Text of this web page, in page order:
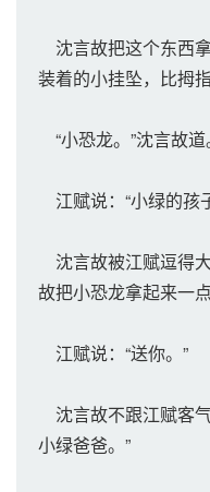
沈言故把这个东西
装着的小挂坠，比拇指
“小恐龙。”沈言故道
江赋说：“小绿的孩
沈言故被江赋逗得
故把小恐龙拿起来一
江赋说：“送你。”
沈言故不跟江赋客
小绿爸爸。”